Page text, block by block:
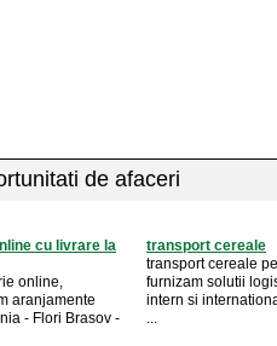
de afaceri
cu livrare la
online,
aranjamente
- Flori Brasov -
transport cereale
transport cereale
furnizam solutii
intern si
...